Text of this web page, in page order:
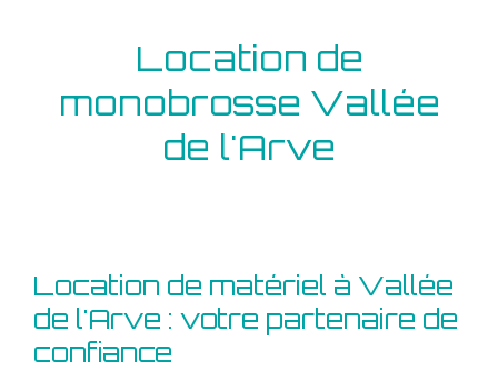
Location de
monobrosse Vallée
de l'Arve
Location de matériel à Vallée
de l'Arve : votre partenaire de
confiance